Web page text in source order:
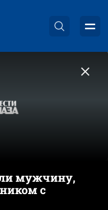
мужчину,
с